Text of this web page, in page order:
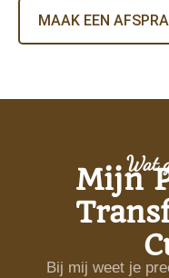
MAAK EEN
Wat
Mijn
Bij mij weet je